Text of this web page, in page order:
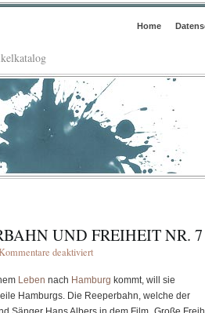
Home
UND FREIHEIT NR. 7
deaktiviertfür
Reeperbahn
und
Leben nach Hamburg kommt, will sie
Hamburgs. Die Reeperbahn, welche der